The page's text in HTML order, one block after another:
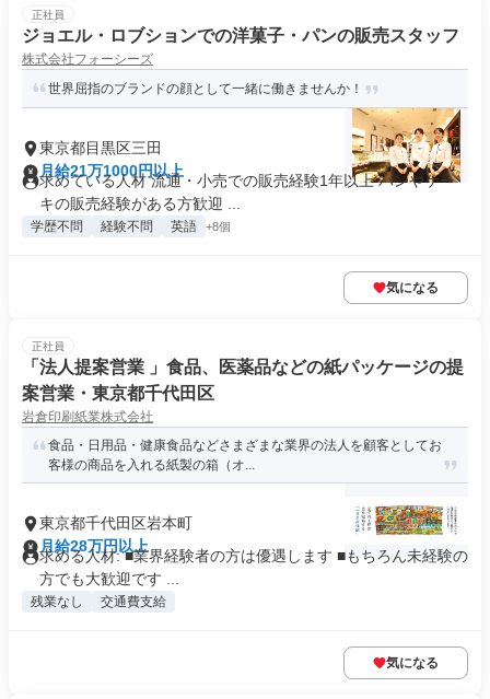
正社員
ジョエル・ロブションでの洋菓⼦・パンの販売スタッフ
株式会社フォーシーズ
世界屈指のブランドの顔として一緒に働きませんか！
東京都目黒区三田
月給21万1000円以上
求めている人材 流通・小売での販売経験1年以上 パンやケー
キの販売経験がある方歓迎 ...
学歴不問 経験不問 英語 +8個
気になる
正社員
「法人提案営業 」食品、医薬品などの紙パッケージの提
案営業・東京都千代田区
岩倉印刷紙業株式会社
食品・日用品・健康食品などさまざまな業界の法人を顧客としてお
客様の商品を入れる紙製の箱（オ...
東京都千代田区岩本町
月給28万円以上
求める人材: ■業界経験者の方は優遇します ■もちろん未経験の
方でも大歓迎です ...
残業なし 交通費支給
気になる